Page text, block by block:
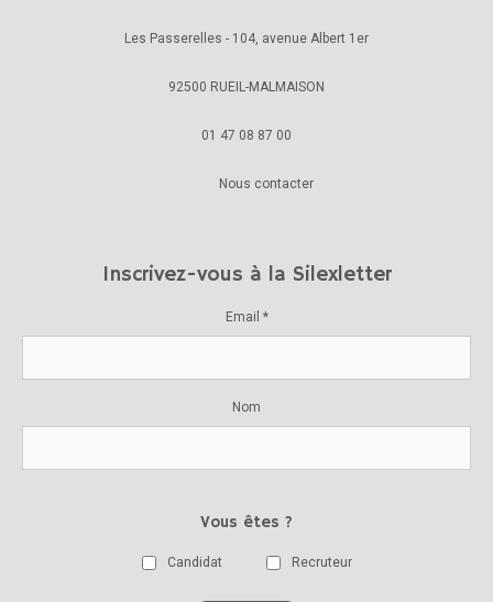
Les Passerelles - 104, avenue Albert 1er
92500 RUEIL-MALMAISON
01 47 08 87 00
Nous contacter
Inscrivez-vous à la Silexletter
Email *
Nom
Vous êtes ?
Candidat Recruteur